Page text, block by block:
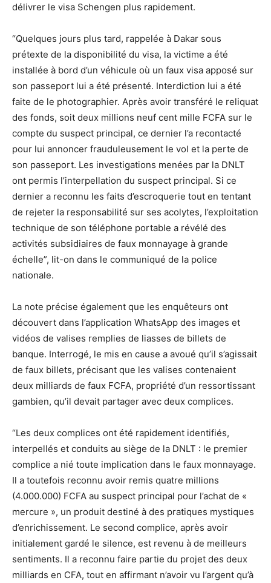
délivrer le visa Schengen plus rapidement.
“Quelques jours plus tard, rappelée à Dakar sous
prétexte de la disponibilité du visa, la victime a été
installée à bord d’un véhicule où un faux visa apposé sur
son passeport lui a été présenté. Interdiction lui a été
faite de le photographier. Après avoir transféré le reliquat
des fonds, soit deux millions neuf cent mille FCFA sur le
compte du suspect principal, ce dernier l’a recontacté
pour lui annoncer frauduleusement le vol et la perte de
son passeport. Les investigations menées par la DNLT
ont permis l’interpellation du suspect principal. Si ce
dernier a reconnu les faits d’escroquerie tout en tentant
de rejeter la responsabilité sur ses acolytes, l’exploitation
technique de son téléphone portable a révélé des
activités subsidiaires de faux monnayage à grande
échelle”, lit-on dans le communiqué de la police
nationale.
La note précise également que les enquêteurs ont
découvert dans l’application WhatsApp des images et
vidéos de valises remplies de liasses de billets de
banque. Interrogé, le mis en cause a avoué qu’il s’agissait
de faux billets, précisant que les valises contenaient
deux milliards de faux FCFA, propriété d’un ressortissant
gambien, qu’il devait partager avec deux complices.
“Les deux complices ont été rapidement identifiés,
interpellés et conduits au siège de la DNLT : le premier
complice a nié toute implication dans le faux monnayage.
Il a toutefois reconnu avoir remis quatre millions
(4.000.000) FCFA au suspect principal pour l’achat de «
mercure », un produit destiné à des pratiques mystiques
d’enrichissement. Le second complice, après avoir
initialement gardé le silence, est revenu à de meilleurs
sentiments. Il a reconnu faire partie du projet des deux
milliards en CFA, tout en affirmant n’avoir vu l’argent qu’à